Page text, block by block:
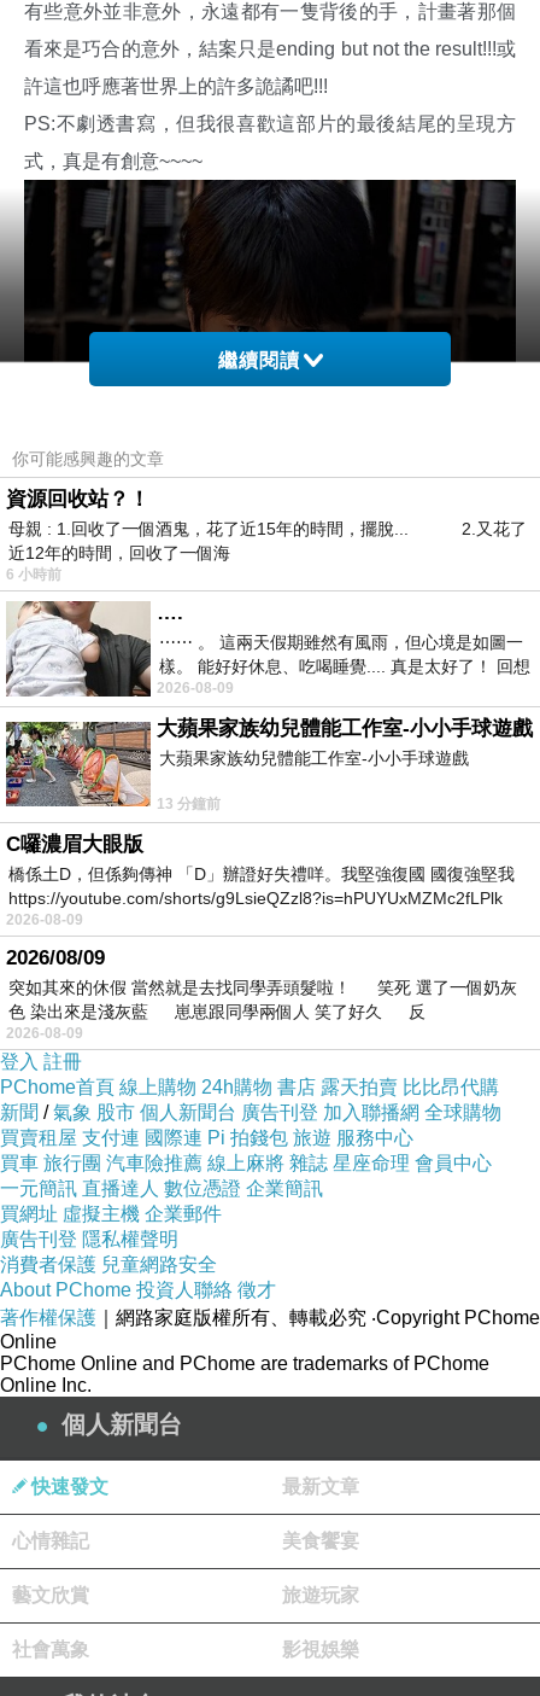
有些意外並非意外，永遠都有一隻背後的手，計畫著那個
看來是巧合的意外，結案只是ending but not the result!!!或
許這也呼應著世界上的許多詭譎吧!!!
PS:不劇透書寫，但我很喜歡這部片的最後結尾的呈現方
式，真是有創意~~~~
《超完美暗殺隊》是一部2024年上映的韓國犯罪
《犯罪女王》的導演李約燮編劇並執導，姜棟
元、李茂生、李美淑、金洪發、金信祿、李賢
繼續閱讀
你可能感興趣的文章
資源回收站？！
母親 : 1.回收了一個酒鬼，花了近15年的時間，擺脫... 2.又花了
近12年的時間，回收了一個海
6 小時前
….
⋯⋯ 。 這兩天假期雖然有風雨，但心境是如圖一
樣。 能好好休息、吃喝睡覺.... 真是太好了！ 回想
起來，以前根本就很難有這
2026-08-09
大蘋果家族幼兒體能工作室-小小手球遊戲
大蘋果家族幼兒體能工作室-小小手球遊戲
13 分鐘前
C囉濃眉大眼版
橋係土D，但係夠傳神 「D」辦證好失禮咩。我堅強復國 國復強堅我
https://youtube.com/shorts/g9LsieQZzl8?is=hPUYUxMZMc2fLPlk
2026-08-09
2026/08/09
突如其來的休假 當然就是去找同學弄頭髮啦！ 笑死 選了一個奶灰
色 染出來是淺灰藍 崽崽跟同學兩個人 笑了好久 反
2026-08-09
登入 註冊
PChome首頁 線上購物 24h購物 書店 露天拍賣 比比昂代購
新聞 /氣象 股市 個人新聞台 廣告刊登 加入聯播網 全球購物
買賣租屋 支付連 國際連 Pi 拍錢包 旅遊 服務中心
買車 旅行團 汽車險推薦 線上麻將 雜誌 星座命理 會員中心
一元簡訊 直播達人 數位憑證 企業簡訊
買網址 虛擬主機 企業郵件
廣告刊登 隱私權聲明
消費者保護 兒童網路安全
About PChome 投資人聯絡 徵才
著作權保護 ｜網路家庭版權所有、轉載必究 ‧Copyright PChome
Online
PChome Online and PChome are trademarks of PChome
Online Inc.
個人新聞台
快速發文 最新文章
心情雜記 美食饗宴
藝文欣賞 旅遊玩家
社會萬象 影視娛樂